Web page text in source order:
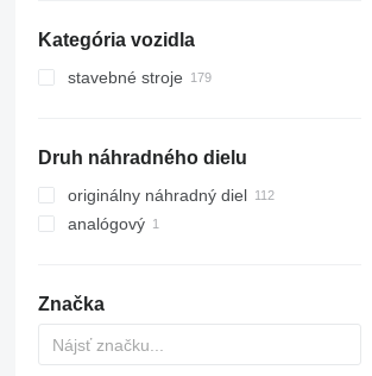
gumové pásy
pásové podvozky
Kategória vozidla
stavebné stroje
autožeriavy
vežové žeriavy
stroje pre zemné práce
buldozéry
stavebné nakladače
kolesové nakladače
iné stavebné stroje
Druh náhradného dielu
originálny náhradný diel
analógový
Značka